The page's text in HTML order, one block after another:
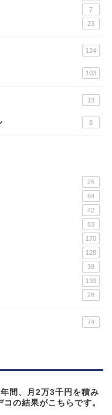
7
23
124
103
13
8
25
64
42
83
170
128
39
199
28
74
年間、月2万3千円を積み
コの結果がこちらです。